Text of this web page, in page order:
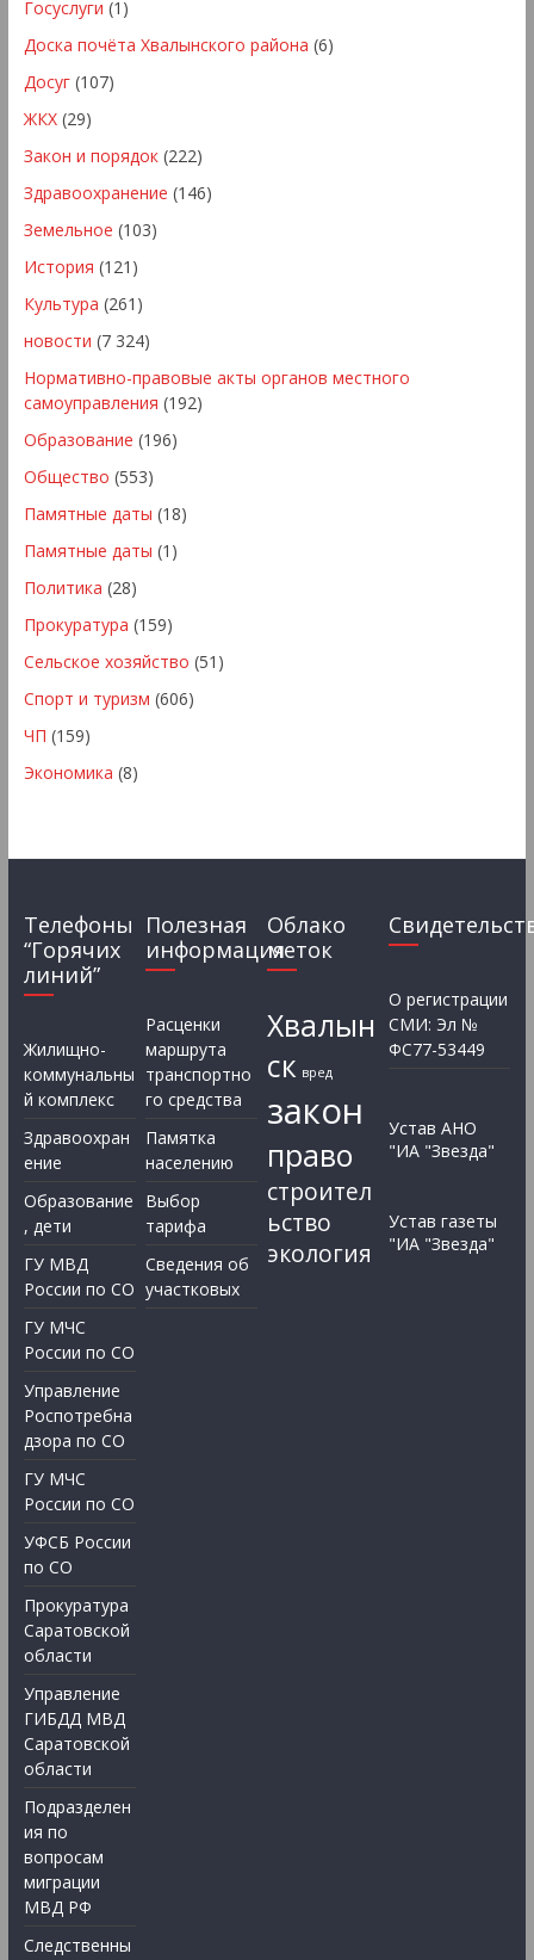
Госуслуги (1)
Доска почёта Хвалынского района (6)
Досуг(107)
ЖКХ(29)
Закон и порядок(222)
Здравоохранение (146)
Земельное (103)
История (121)
Культура (261)
новости (7 324)
Нормативно-правовые акты органов местного
самоуправления (192)
Образование (196)
Общество (553)
Памятные даты (18)
Памятные даты (1)
Политика (28)
Прокуратура (159)
Сельское хозяйство (51)
Спорт и туризм (606)
ЧП (159)
Экономика (8)
Телефоны
“Горячих
линий”
Жилищно-
коммунальны
й комплекс
Здравоохран
ение
Образование
, дети
ГУ МВД
России по СО
ГУ МЧС
России по СО
Управление
Роспотребна
дзора по СО
ГУ МЧС
России по СО
УФСБ России
по СО
Прокуратура
Саратовской
области
Управление
ГИБДД МВД
Саратовской
области
Подразделен
ия по
вопросам
миграции
МВД РФ
Следственны
Полезная
информация
Расценки
маршрута
транспортно
го средства
Памятка
населению
Выбор
тарифа
Сведения об
участковых
Облако
меток
Хвалын
ск вред
закон
право
строител
ьство
экология
О регистрации
СМИ: Эл №
ФС77-53449
Устав АНО
"ИА "Звезда"
Устав газеты
"ИА "Звезда"